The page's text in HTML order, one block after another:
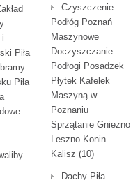
i
Piła
Piła
Czyszczenie
Podłóg Poznań
Maszynowe
Doczyszczanie
Podłogi Posadzek
Płytek Kafelek
Maszyną w
Poznaniu
Sprzątanie Gniezno
Leszno Konin
Kalisz (10)
Dachy Piła